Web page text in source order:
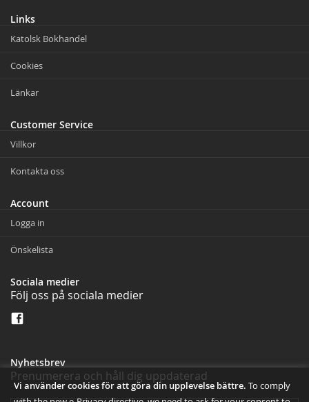
Vi använder cookies för att göra din upplevelse bättre. To comply
Links
Katolsk Bokhandel
Cookies
Länkar
Customer Service
Villkor
Kontakta oss
Account
Logga in
Önskelista
Sociala medier
Följ oss på sociala medier
Nyhetsbrev
Prenumerera och håll dig uppdaterad